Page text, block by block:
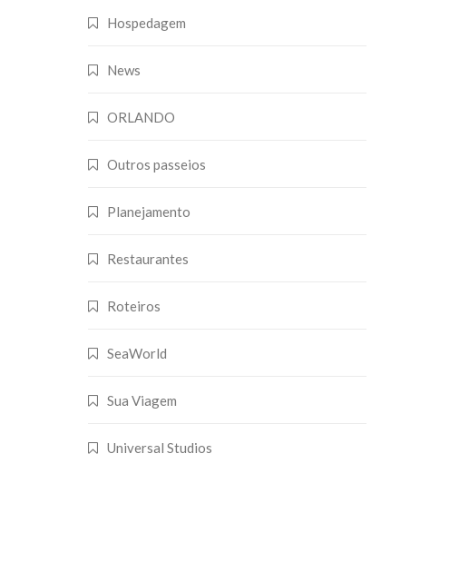
Hospedagem
News
ORLANDO
Outros passeios
Planejamento
Restaurantes
Roteiros
SeaWorld
Sua Viagem
Universal Studios